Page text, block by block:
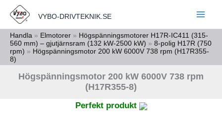
Hoppa
innehåll
VYBO-DRIVTEKNIK.SE
Handla » Elmotorer » Högspänningsmotorer H17R-IC411 (315-
560 mm) – gjutjärnsram (132 kW-2500 kW) » 8-polig H17R (750
rpm) » Högspänningsmotor 200 kW 6000V 738 rpm (H17R355-
8)
Högspänningsmotor 200 kW 6000V 738 rpm
(H17R355-8)
Perfekt produkt